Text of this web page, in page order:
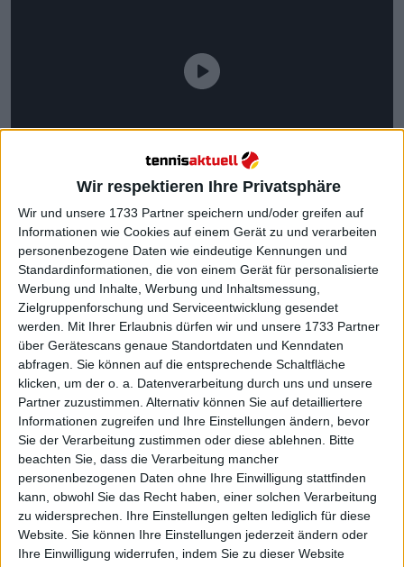
Wir respektieren Ihre Privatsphäre
Wir und unsere 1733 Partner speichern und/oder greifen auf
Informationen wie Cookies auf einem Gerät zu und verarbeiten
personenbezogene Daten wie eindeutige Kennungen und
Standardinformationen, die von einem Gerät für personalisierte
Werbung und Inhalte, Werbung und Inhaltsmessung,
Zielgruppenforschung und Serviceentwicklung gesendet
werden. Mit Ihrer Erlaubnis dürfen wir und unsere 1733 Partner
über Gerätescans genaue Standortdaten und Kenndaten
abfragen. Sie können auf die entsprechende Schaltfläche
klicken, um der o. a. Datenverarbeitung durch uns und unsere
Partner zuzustimmen. Alternativ können Sie auf detailliertere
Informationen zugreifen und Ihre Einstellungen ändern, bevor
Sie der Verarbeitung zustimmen oder diese ablehnen. Bitte
beachten Sie, dass die Verarbeitung mancher
personenbezogenen Daten ohne Ihre Einwilligung stattfinden
kann, obwohl Sie das Recht haben, einer solchen Verarbeitung
zu widersprechen. Ihre Einstellungen gelten lediglich für diese
Website. Sie können Ihre Einstellungen jederzeit ändern oder
Ihre Einwilligung widerrufen, indem Sie zu dieser Website
Facebook
Twitter
Instagram